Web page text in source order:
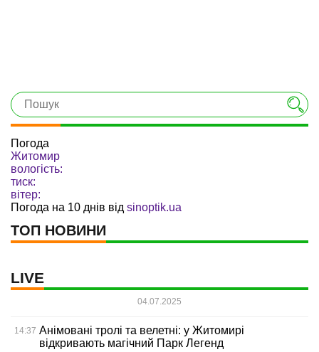
Погода
Житомир
вологість:
тиск:
вітер:
Погода на 10 днів від sinoptik.ua
ТОП НОВИНИ
LIVE
04.07.2025
14:37 Анімовані тролі та велетні: у Житомирі
відкривають магічний Парк Легенд